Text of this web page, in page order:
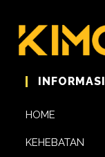
INFORMASI
HOME
KEHEBATAN